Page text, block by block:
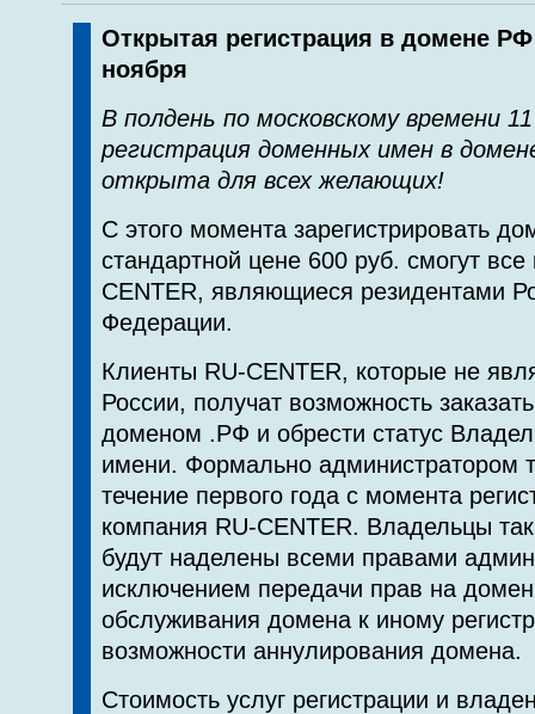
Открытая регистрация в домене РФ
ноября
В полдень по московскому времени
регистрация доменных имен в
открыта для всех желающих!
С этого момента зарегистрировать
стандартной цене 600 руб. смогут
CENTER, являющиеся резидентами
Федерации.
Клиенты RU-CENTER, которые не
России, получат возможность
доменом .РФ и обрести статус
имени. Формально администратором
течение первого года с момента
компания RU-CENTER. Владельцы
будут наделены всеми правами
исключением передачи прав на
обслуживания домена к иному
возможности аннулирования домена.
Стоимость услуг регистрации и